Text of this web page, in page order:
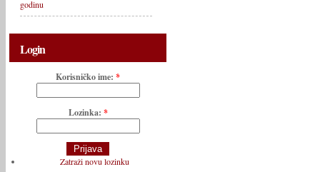
godinu
Login
Korisničko ime: *
Lozinka: *
Zatraži novu lozinku